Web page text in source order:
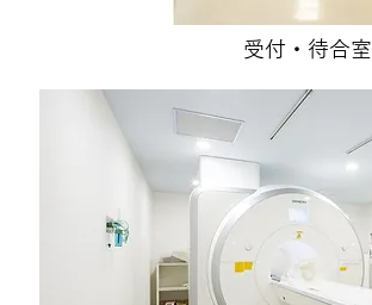
受付・待合室